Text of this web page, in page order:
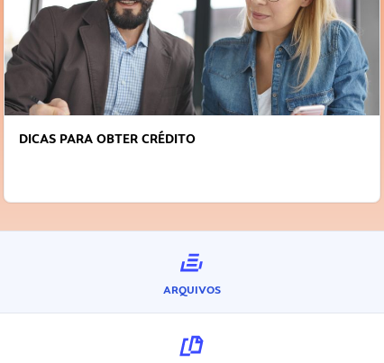
FAÇA A DIFERENÇA: SEJA SUSTENTÁVEL, SEJA
ARQUIVOS